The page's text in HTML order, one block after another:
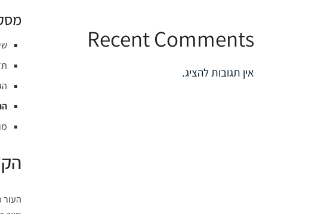
העור
Recent Comments
אין תגובות להציג.